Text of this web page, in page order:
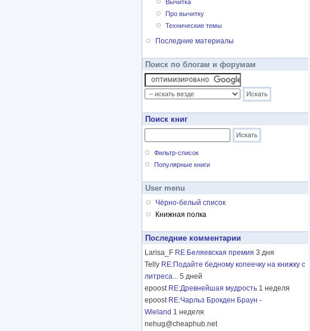
Вычитка
Про вычитку
Технические темы
Последние материалы
Поиск по блогам и форумам
Поиск книг
Фильтр-список
Популярные книги
User menu
Чёрно-белый список
Книжная полка
Последние комментарии
Larisa_F RE:Беляевская премия 3 дня
Telly RE:Подайте бедному копеечку на книжку с
литреса... 5 дней
epoost RE:Древнейшая мудрость 1 неделя
epoost RE:Чарльз Брокден Браун -
Wieland 1 неделя
nehug@cheaphub.net